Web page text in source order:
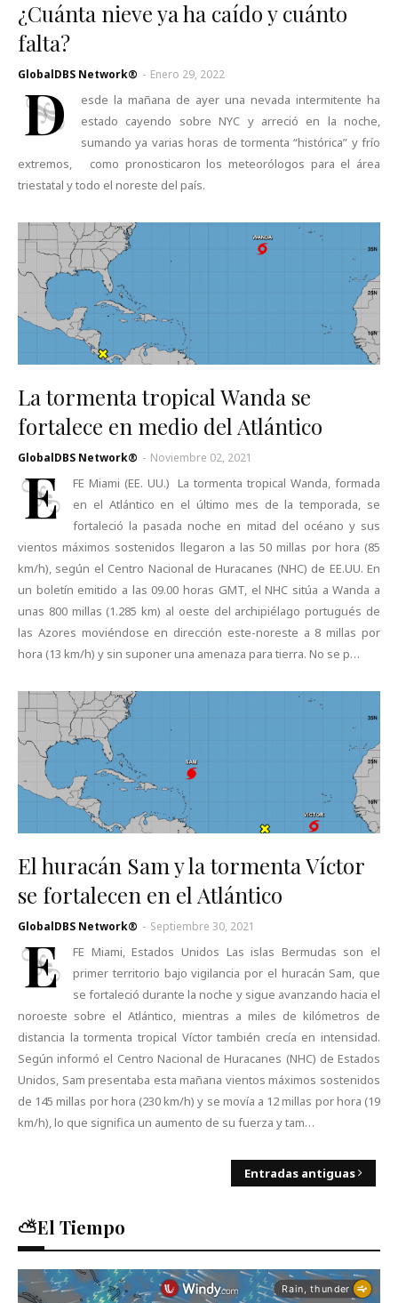
¿Cuánta nieve ya ha caído y cuánto
falta?
GlobalDBS Network® - Enero 29, 2022
D
esde la mañana de ayer una nevada intermitente ha
estado cayendo sobre NYC y arreció en la noche,
sumando ya varias horas de tormenta “histórica” y frío
extremos, como pronosticaron los meteorólogos para el área
triestatal y todo el noreste del país.
La tormenta tropical Wanda se
fortalece en medio del Atlántico
GlobalDBS Network® - Noviembre 02, 2021
E
FE Miami (EE. UU.) La tormenta tropical Wanda, formada
en el Atlántico en el último mes de la temporada, se
fortaleció la pasada noche en mitad del océano y sus
vientos máximos sostenidos llegaron a las 50 millas por hora (85
km/h), según el Centro Nacional de Huracanes (NHC) de EE.UU. En
un boletín emitido a las 09.00 horas GMT, el NHC sitúa a Wanda a
unas 800 millas (1.285 km) al oeste del archipiélago portugués de
las Azores moviéndose en dirección este-noreste a 8 millas por
hora (13 km/h) y sin suponer una amenaza para tierra. No se p…
El huracán Sam y la tormenta Víctor
se fortalecen en el Atlántico
GlobalDBS Network® - Septiembre 30, 2021
E
FE Miami, Estados Unidos Las islas Bermudas son el
primer territorio bajo vigilancia por el huracán Sam, que
se fortaleció durante la noche y sigue avanzando hacia el
noroeste sobre el Atlántico, mientras a miles de kilómetros de
distancia la tormenta tropical Víctor también crecía en intensidad.
Según informó el Centro Nacional de Huracanes (NHC) de Estados
Unidos, Sam presentaba esta mañana vientos máximos sostenidos
de 145 millas por hora (230 km/h) y se movía a 12 millas por hora (19
km/h), lo que significa un aumento de su fuerza y tam…
Entradas antiguas
⛅El Tiempo